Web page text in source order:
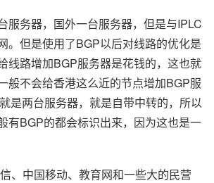
服务器，国外一台服务器，但是与IPLC
。但是使用了BGP以后对线路的优化是
线路增加BGP服务器是花钱的，这也就
般不会给香港这么近的节点增加BGP服
是两台服务器，就是自带中转的，所以
有BGP的都会标识出来，因为这也是一
、中国移动、教育网和一些大的民营